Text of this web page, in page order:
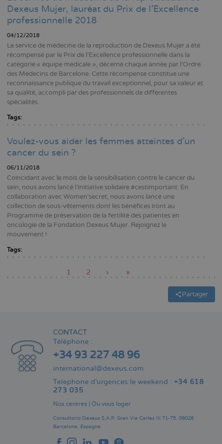
Dexeus Mujer, lauréat du Prix de l’Excellence
professionnelle 2018
04/12/2018
Le service de médecine de la reproduction de Dexeus Mujer a été
récompensé par le Prix de l’Excellence professionnelle dans la
catégorie « équipe médicale », décerné chaque année par l’Ordre
des Médecins de Barcelone. Cette récompense constitue une
reconnaissance publique du travail exceptionnel, pour sa valeur et
sa qualité, accompli par des professionnels de différentes
spécialités.
Tags:
Voulez-vous aider les femmes atteintes d’un
cancer du sein ?
06/11/2018
Coïncidant avec le mois de la sensibilisation contre le cancer du
sein, nous avons lancé l’initiative solidaire #cestimportant. En
collaboration avec Women’secret, nous avons lancé une
collection de sous-vêtements dont les bénéfices iront au
Programme de préservation de la fertilité des patientes en
oncologie de la Fondation Dexeus Mujer. Rejoignez le
mouvement !
Tags:
Page
actuelle
1 Page
2
Page
suivante
›
Dernière
page
»
Partager
CONTACT
Téléphone :
+34 93 227 48 96
international@dexeus.com
Telephone d’urgences le weekend : +34 618
273 035
Nos centres Où vous loger
Consultorio Dexeus S.A.P. Gran Via Carles III 71-75. 08028
Barcelone. Espagne